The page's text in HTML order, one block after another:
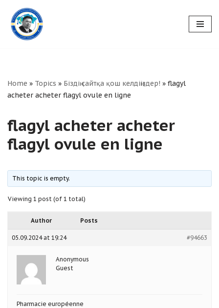
Skip
to
Home » Topics » Біздің сайтқа қош келдіңіздер! » flagyl
acheter acheter flagyl ovule en ligne
flagyl acheter acheter
flagyl ovule en ligne
This topic is empty.
Viewing 1 post (of 1 total)
Author Posts
05.09.2024 at 19:24 #94663
Anonymous
Guest
Pharmacie européenne